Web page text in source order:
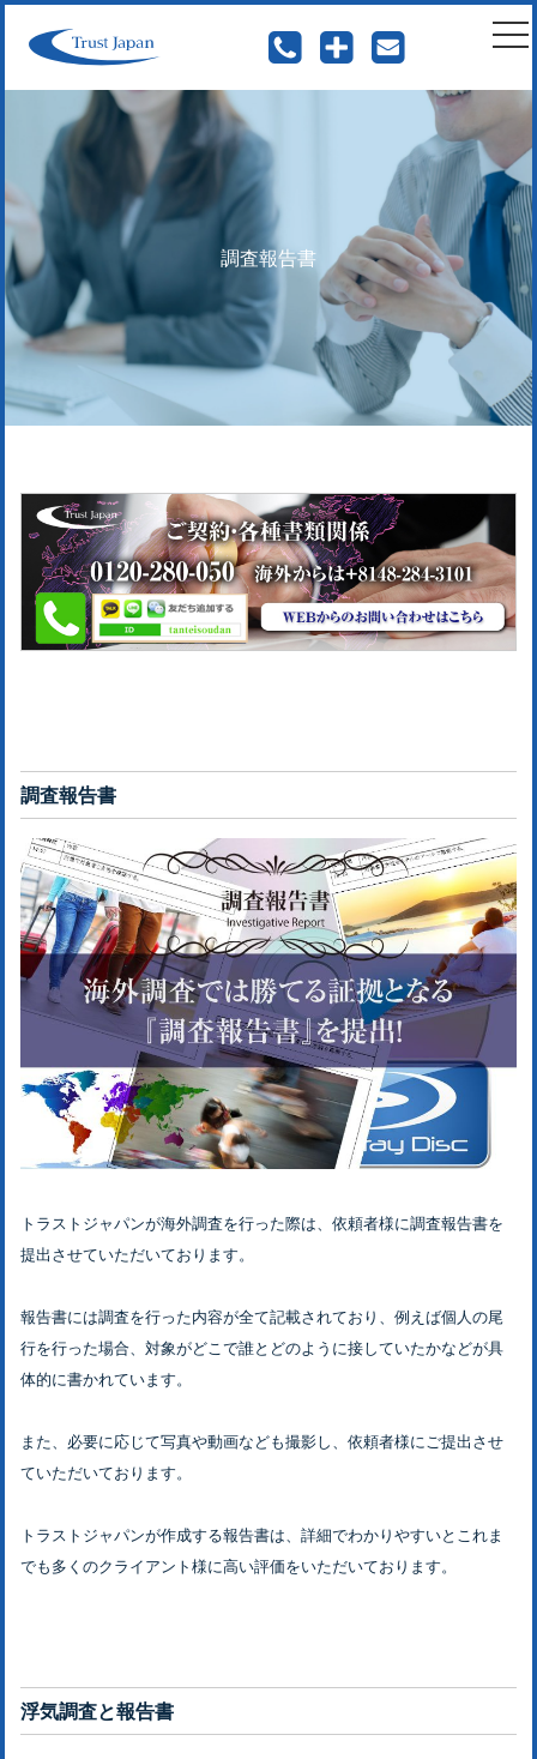
調査報告書
調査報告書
トラストジャパンが海外調査を行った際は、依頼者様に調査報告書を
提出させていただいております。
報告書には調査を行った内容が全て記載されており、例えば個人の尾
行を行った場合、対象がどこで誰とどのように接していたかなどが具
体的に書かれています。
また、必要に応じて写真や動画なども撮影し、依頼者様にご提出させ
ていただいております。
トラストジャパンが作成する報告書は、詳細でわかりやすいとこれま
でも多くのクライアント様に高い評価をいただいております。
浮気調査と報告書